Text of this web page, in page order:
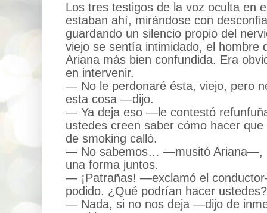
Los tres testigos de la voz oculta en
estaban ahí, mirándose con
guardando un silencio propio del
viejo se sentía intimidado, el hombre
Ariana más bien confundida. Era
en intervenir.
— No le perdonaré ésta, viejo, pero
esta cosa —dijo.
— Ya deja eso —le contestó
ustedes creen saber cómo hacer
de smoking calló.
— No sabemos… —musitó Ariana—,
una forma juntos.
— ¡Patrañas! —exclamó el
podido. ¿Qué podrían hacer ustedes?
— Nada, si no nos deja —dijo de